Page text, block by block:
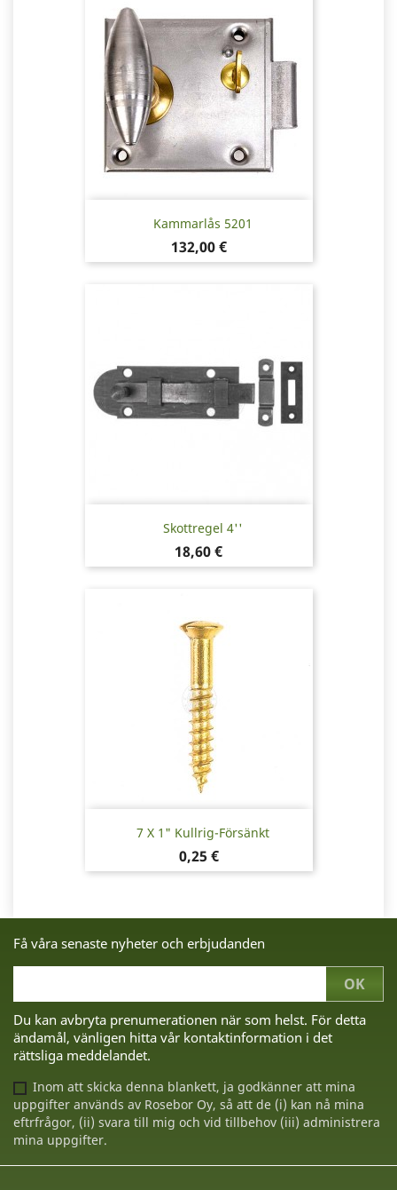
Kammarlås 5201
Pris
132,00 €
Skottregel 4''
Pris
18,60 €
7 X 1" Kullrig-Försänkt
Pris
0,25 €
Få våra senaste nyheter och erbjudanden
Du kan avbryta prenumerationen när som helst. För detta
ändamål, vänligen hitta vår kontaktinformation i det
rättsliga meddelandet.
Inom att skicka denna blankett, ja godkänner att mina
uppgifter används av Rosebor Oy, så att de (i) kan nå mina
eftrfrågor, (ii) svara till mig och vid tillbehov (iii) administrera
mina uppgifter.